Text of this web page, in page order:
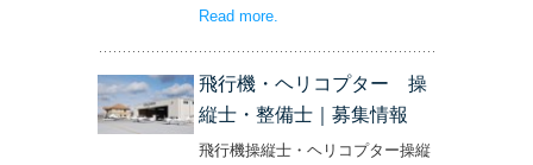
Read more
飛行機・ヘリコプター 操
縦士・整備士｜募集情報
飛行機操縦士・ヘリコプター操縦